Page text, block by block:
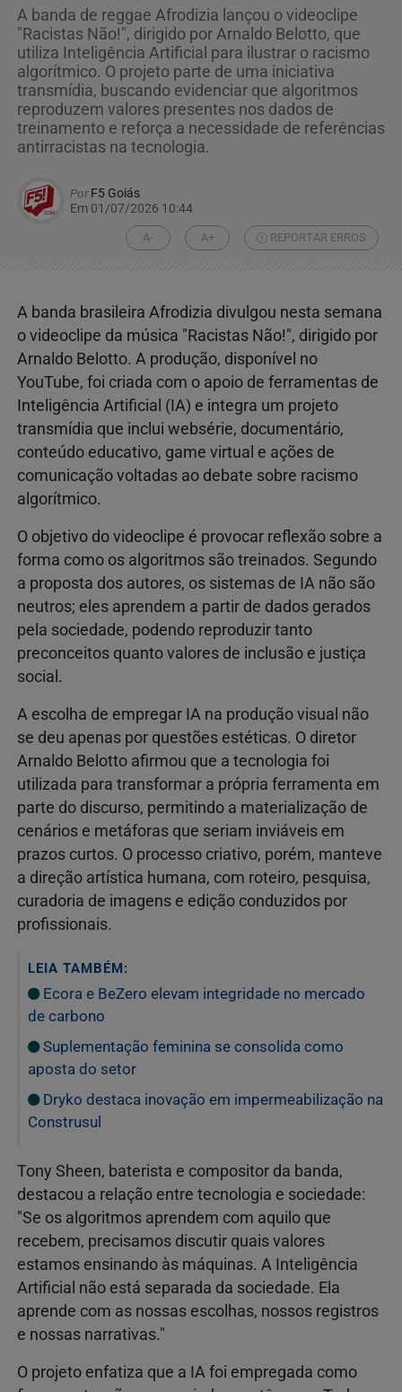
A banda de reggae Afrodizia lançou o videoclipe
"Racistas Não!", dirigido por Arnaldo Belotto, que
utiliza Inteligência Artificial para ilustrar o racismo
algorítmico. O projeto parte de uma iniciativa
transmídia, buscando evidenciar que algoritmos
reproduzem valores presentes nos dados de
treinamento e reforça a necessidade de referências
antirracistas na tecnologia.
PorF5 Goiás
Em 01/07/2026 10:44
A- A+ REPORTAR ERROS
A banda brasileira Afrodizia divulgou nesta semana
o videoclipe da música "Racistas Não!", dirigido por
Arnaldo Belotto. A produção, disponível no
YouTube, foi criada com o apoio de ferramentas de
Inteligência Artificial (IA) e integra um projeto
transmídia que inclui websérie, documentário,
conteúdo educativo, game virtual e ações de
comunicação voltadas ao debate sobre racismo
algorítmico.
O objetivo do videoclipe é provocar reflexão sobre a
forma como os algoritmos são treinados. Segundo
a proposta dos autores, os sistemas de IA não são
neutros; eles aprendem a partir de dados gerados
pela sociedade, podendo reproduzir tanto
preconceitos quanto valores de inclusão e justiça
social.
A escolha de empregar IA na produção visual não
se deu apenas por questões estéticas. O diretor
Arnaldo Belotto afirmou que a tecnologia foi
utilizada para transformar a própria ferramenta em
parte do discurso, permitindo a materialização de
cenários e metáforas que seriam inviáveis em
prazos curtos. O processo criativo, porém, manteve
a direção artística humana, com roteiro, pesquisa,
curadoria de imagens e edição conduzidos por
profissionais.
LEIA TAMBÉM:
Ecora e BeZero elevam integridade no mercado
de carbono
Suplementação feminina se consolida como
aposta do setor
Dryko destaca inovação em impermeabilização na
Construsul
Tony Sheen, baterista e compositor da banda,
destacou a relação entre tecnologia e sociedade:
"Se os algoritmos aprendem com aquilo que
recebem, precisamos discutir quais valores
estamos ensinando às máquinas. A Inteligência
Artificial não está separada da sociedade. Ela
aprende com as nossas escolhas, nossos registros
e nossas narrativas."
O projeto enfatiza que a IA foi empregada como